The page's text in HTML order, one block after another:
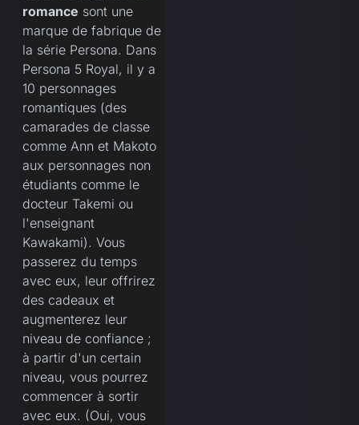
romance sont une
marque de fabrique de
la série Persona. Dans
Persona 5 Royal, il y a
10 personnages
romantiques (des
camarades de classe
comme Ann et Makoto
aux personnages non
étudiants comme le
docteur Takemi ou
l'enseignant
Kawakami). Vous
passerez du temps
avec eux, leur offrirez
des cadeaux et
augmenterez leur
niveau de confiance ;
à partir d'un certain
niveau, vous pourrez
commencer à sortir
avec eux. (Oui, vous